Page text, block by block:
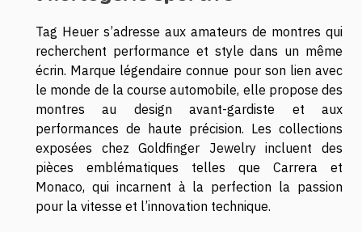
Tag Heuer s’adresse aux amateurs de montres qui
recherchent performance et style dans un même
écrin. Marque légendaire connue pour son lien avec
le monde de la course automobile, elle propose des
montres au design avant-gardiste et aux
performances de haute précision. Les collections
exposées chez Goldfinger Jewelry incluent des
pièces emblématiques telles que Carrera et
Monaco, qui incarnent à la perfection la passion
pour la vitesse et l’innovation technique.